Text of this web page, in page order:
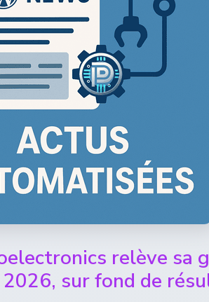
relève sa
2026, sur fond de